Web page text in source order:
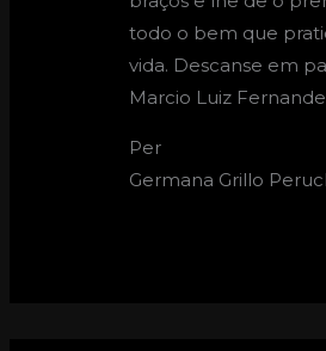
todo o bem que
vida. Descanse em
Marcio Luiz
Per
Germana Grillo